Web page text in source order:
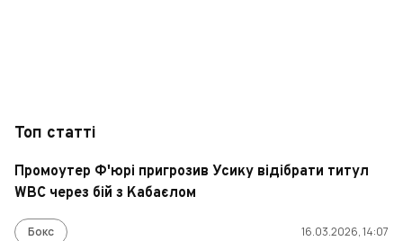
Топ статті
Промоутер Ф'юрі пригрозив Усику відібрати титул
WBC через бій з Кабаєлом
Бокс 16.03.2026, 14:07